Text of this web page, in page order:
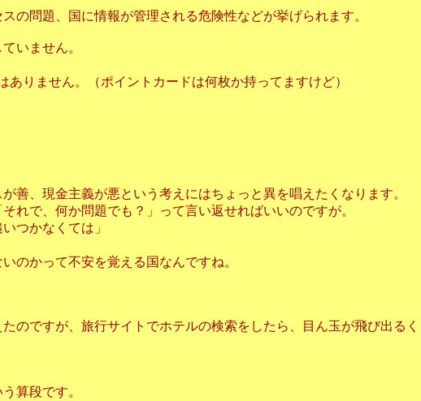
の問題、国に情報が管理される危険性などが挙げられます。
いません。
りません。（ポイントカードは何枚か持ってますけど）
善、現金主義が悪という考えにはちょっと異を唱えたくなります。
れで、何か問題でも？」って言い返せればいいのですが。
つかなくては」
のかって不安を覚える国なんですね。
ですが、旅行サイトでホテルの検索をしたら、目ん玉が飛び出るく
算段です。